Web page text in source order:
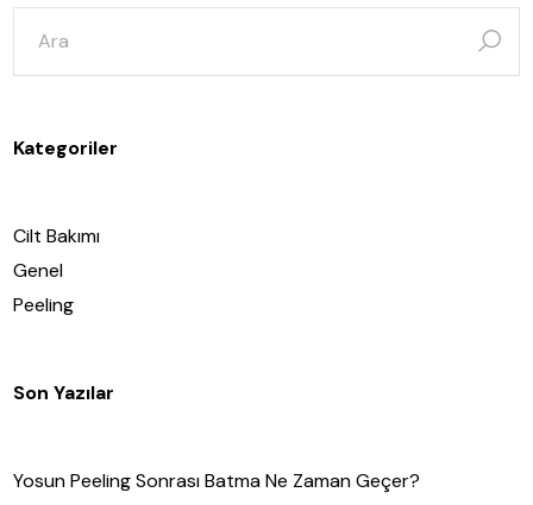
şunun
ara:
Kategoriler
Cilt Bakımı
Genel
Peeling
Son Yazılar
Yosun Peeling Sonrası Batma Ne Zaman Geçer?